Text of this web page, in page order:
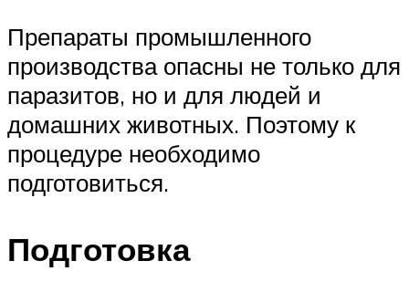
Препараты промышленного
производства опасны не только для
паразитов, но и для людей и
домашних животных. Поэтому к
процедуре необходимо
подготовиться.
Подготовка